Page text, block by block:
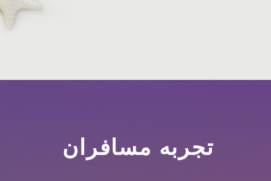
تجربه مسافران